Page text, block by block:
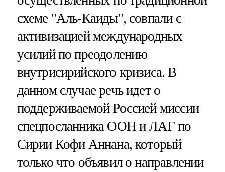
схеме "Аль-Каиды", совпали с
активизацией международных
усилий по преодолению
внутрисирийского кризиса. В
данном случае речь идет о
поддерживаемой Россией миссии
спецпосланника ООН и ЛАГ по
Сирии Кофи Аннана, который
только что объявил о направлении